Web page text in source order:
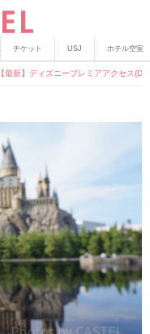
チケット USJ ホテル空室
【最新】ディズニープレミアアクセス